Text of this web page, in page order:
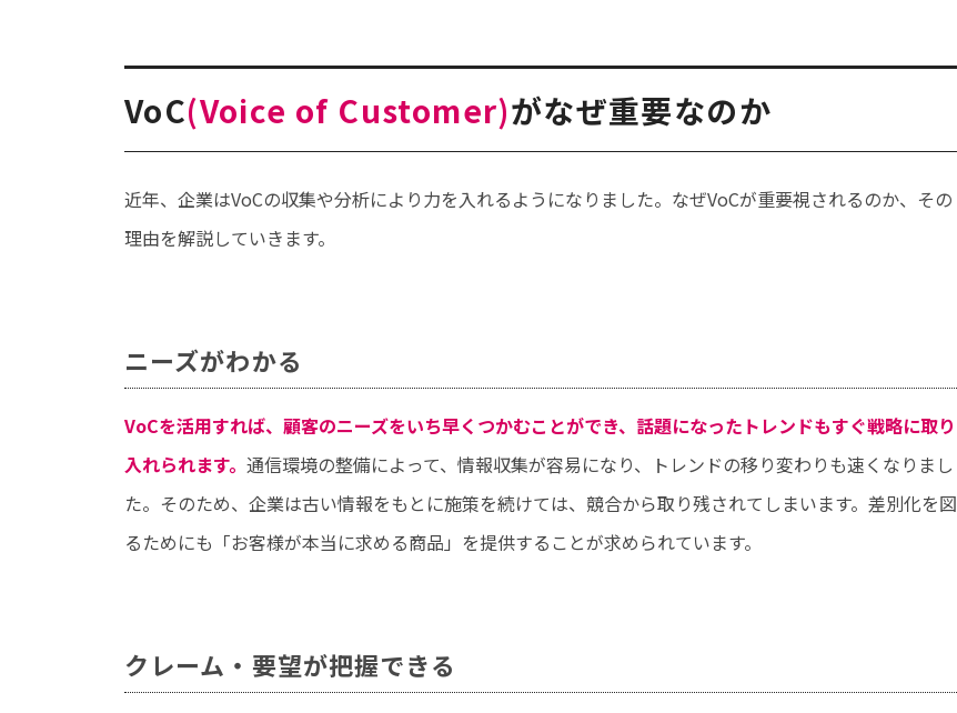
VoC(Voice of Customer)がなぜ重要なのか
近年、企業はVoCの収集や分析により力を入れるようになりました。なぜVoCが重要視されるのか、その
理由を解説していきます。
ニーズがわかる
VoCを活用すれば、顧客のニーズをいち早くつかむことができ、話題になったトレンドもすぐ戦略に取り
入れられます。 通信環境の整備によって、情報収集が容易になり、トレンドの移り変わりも速くなりまし
た。そのため、企業は古い情報をもとに施策を続けては、競合から取り残されてしまいます。差別化を図
るためにも「お客様が本当に求める商品」を提供することが求められています。
クレーム・要望が把握できる